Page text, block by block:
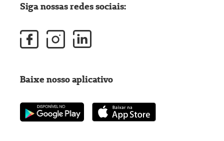
Siga nossas redes sociais:
Baixe nosso aplicativo